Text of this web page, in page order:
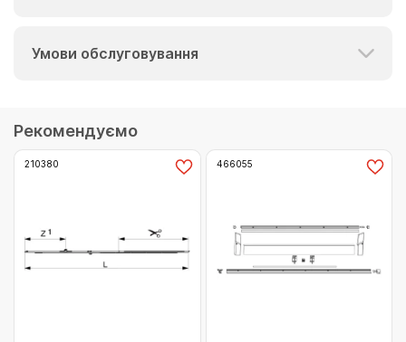
Умови обслуговування
Рекомендуємо
210380 466055